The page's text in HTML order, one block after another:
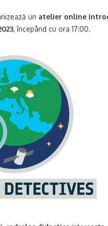
un atelier online
, începând cu ora 17:00.